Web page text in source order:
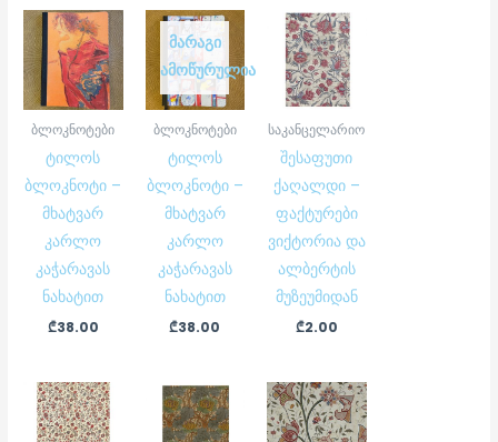
ბლოკნოტები
ტილოს
ბლოკნოტი –
მხატვარ
კარლო
კაჭარავას
ნახატით
₾38.00
ᲛᲐᲠᲐᲒᲘ
ᲐᲛᲝᲬᲣᲠᲣᲚᲘᲐ
ბლოკნოტები
ტილოს
ბლოკნოტი –
მხატვარ
კარლო
კაჭარავას
ნახატით
₾38.00
საკანცელარიო
შესაფუთი
ქაღალდი –
ფაქტურები
ვიქტორია და
ალბერტის
მუზეუმიდან
₾2.00